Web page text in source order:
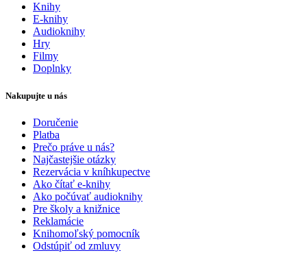
Knihy
E-knihy
Audioknihy
Hry
Filmy
Doplnky
Nakupujte u nás
Doručenie
Platba
Prečo práve u nás?
Najčastejšie otázky
Rezervácia v kníhkupectve
Ako čítať e-knihy
Ako počúvať audioknihy
Pre školy a knižnice
Reklamácie
Knihomoľský pomocník
Odstúpiť od zmluvy